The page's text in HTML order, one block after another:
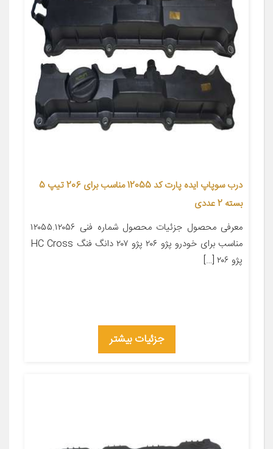
درب سوپاپ ایده پارت کد 12055 مناسب برای 206 تیپ 5
بسته 2 عددی
معرفی محصول جزئیات محصول شماره فنی ۱۲۰۵۵.۱۲۰۵۶
مناسب برای خودرو پژو ۲۰۶ پژو ۲۰۷ دانگ فنگ HC Cross
پژو ۲۰۶ […]
جزئیات بیشتر